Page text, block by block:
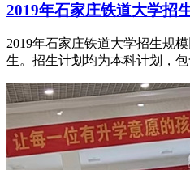
2019年石家庄铁道大学招
2019年石家庄铁道大学招生规
生。招生计划均为本科计划，